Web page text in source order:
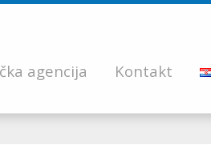
agencija Kontakt